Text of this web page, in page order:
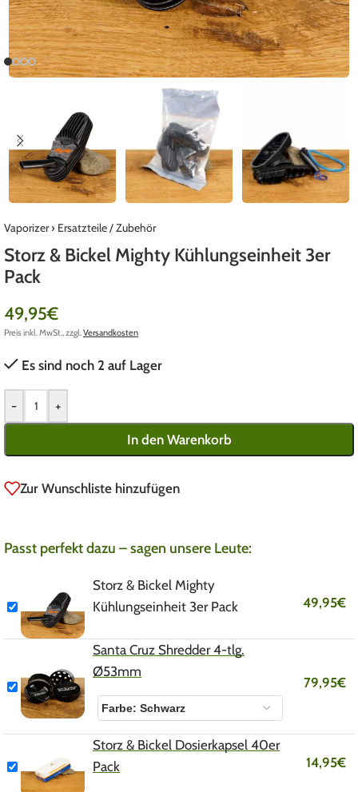
Vaporizer› Ersatzteile / Zubehör
Storz & Bickel Mighty Kühlungseinheit 3er
Pack
49,95€
Preis inkl. MwSt., zzgl.Versandkosten
Es sind noch 2 auf Lager
- +
In den Warenkorb
Zur Wunschliste hinzufügen
Passt perfekt dazu – sagen unsere Leute:
Storz & Bickel Mighty
Kühlungseinheit 3er Pack
49,95€
Santa Cruz Shredder 4-tlg.
Ø53mm
79,95€
Storz & Bickel Dosierkapsel 40er
Pack
14,95€